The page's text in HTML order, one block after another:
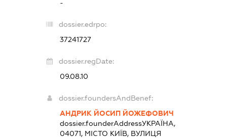
-
dossier.edrpo:
37241727
dossier.regDate:
09.08.10
dossier.foundersAndBenef:
АНДРИК ЙОСИП ЙОЖЕФОВИЧ
dossier.founderAddressУКРАЇНА,
04071, МІСТО КИЇВ, ВУЛИЦЯ